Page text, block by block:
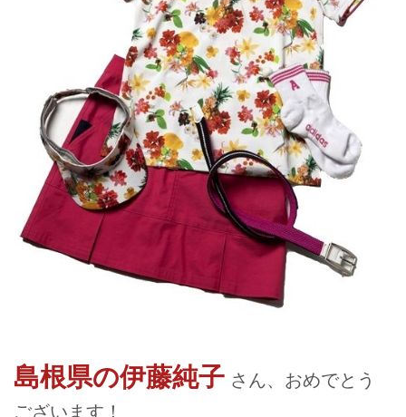
島根県の伊藤純子 さん、おめでとう
ございます！